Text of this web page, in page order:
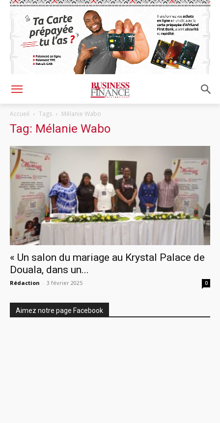
Accueil Tags Mélanie Wabo
Tag: Mélanie Wabo
« Un salon du mariage au Krystal Palace de
Douala, dans un...
Rédaction - 3 février 2025 0
Aimez notre page Facebook